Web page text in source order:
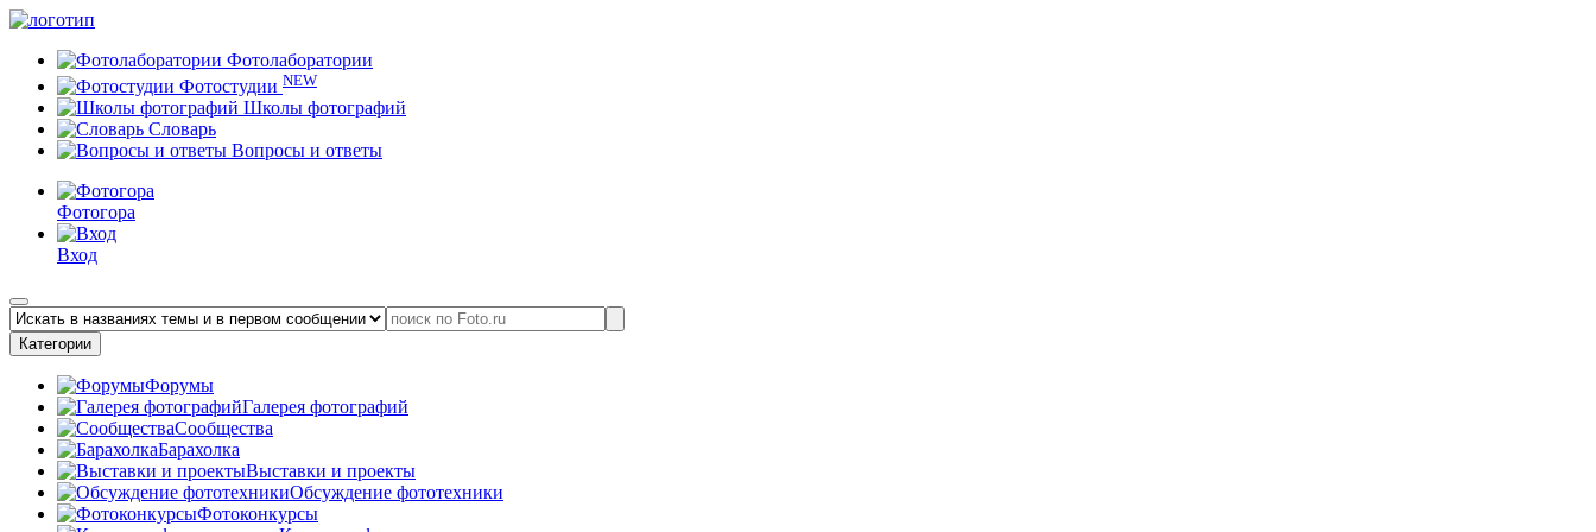
Фотолаборатории
Фотостудии NEW
Школы фотографий
Словарь
Вопросы и ответы
Фотогора
Вход
Категории
Форумы
Галерея фотографий
Сообщества
Барахолка
Выставки и проекты
Обсуждение фототехники
Фотоконкурсы